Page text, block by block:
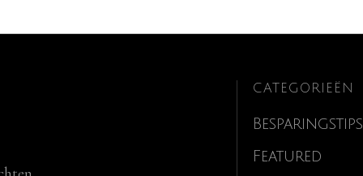
CATEGORIEËN
Besparingstips
Featured